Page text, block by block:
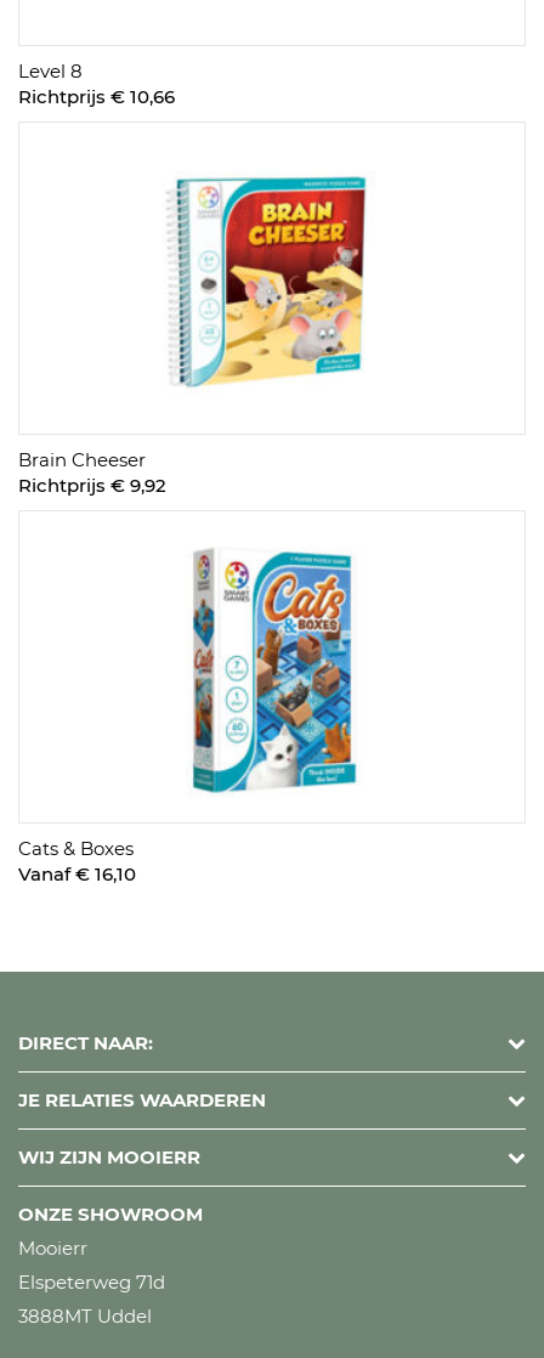
Level 8
Richtprijs € 10,66
Brain Cheeser
Richtprijs € 9,92
Cats & Boxes
Vanaf € 16,10
DIRECT NAAR:
JE RELATIES WAARDEREN
WIJ ZIJN MOOIERR
ONZE SHOWROOM
Mooierr
Elspeterweg 71d
3888MT Uddel